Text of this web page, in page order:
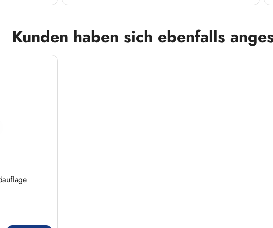
Kunden haben sich ebenfalls